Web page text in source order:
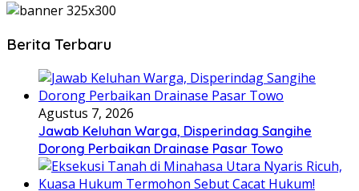
Berita Terbaru
Agustus 7, 2026
Jawab Keluhan Warga, Disperindag Sangihe
Dorong Perbaikan Drainase Pasar Towo